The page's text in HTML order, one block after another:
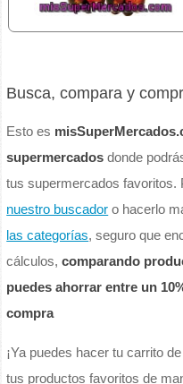
Busca, compara y
Esto es
supermercados donde
tus supermercados favoritos.
nuestro buscador o hacerlo
las categorías, seguro que
cálculos,comparando
puedes ahorrar entre un
compra
¡Ya puedes hacer tu carrito
tus productos favoritos de